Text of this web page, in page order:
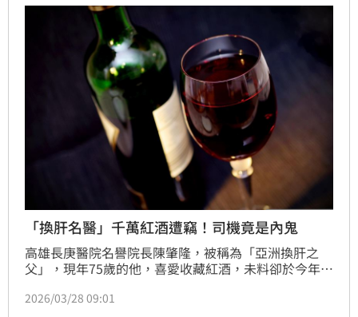
「換肝名醫」千萬紅酒遭竊！司機竟是內鬼
高雄長庚醫院名譽院長陳肇隆，被稱為「亞洲換肝之
父」，現年75歲的他，喜愛收藏紅酒，未料卻於今年3
飛，數量多達將近30瓶，損失高達上千萬，隨即報警處
2026/03/28 09:01